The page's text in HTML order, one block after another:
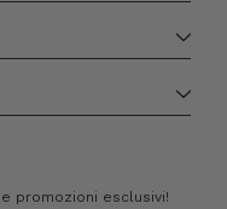
promozioni esclusivi!